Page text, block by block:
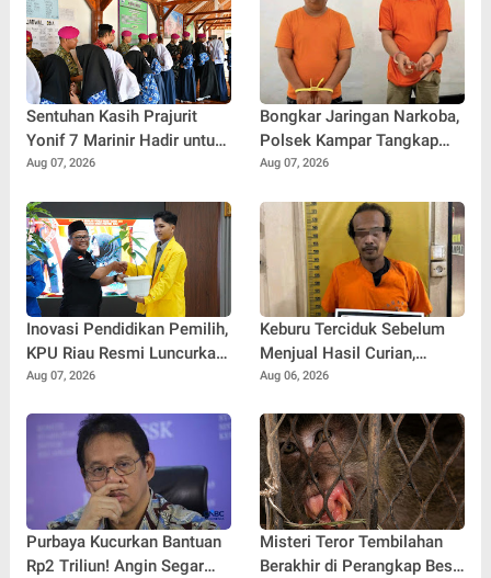
Sentuhan Kasih Prajurit
Yonif 7 Marinir Hadir untuk
Anak-anak Yatim Ponpes
Aug 07, 2026
Bongkar Jaringan Narkoba,
Polsek Kampar Tangkap
Dua Pengedar serta
Aug 07, 2026
Inovasi Pendidikan Pemilih,
KPU Riau Resmi Luncurkan
Sekolah Pemilu Hijau 2026
Aug 07, 2026
Keburu Terciduk Sebelum
Menjual Hasil Curian,
Maling Kantor Balai
Diringkus
Aug 06, 2026
Purbaya Kucurkan Bantuan
Rp2 Triliun! Angin Segar
Misteri Teror Tembilahan
Berakhir di Perangkap Besi,